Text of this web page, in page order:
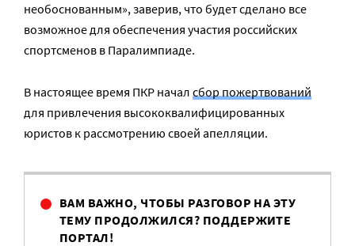
необоснованным», заверив, что будет сделано все
возможное для обеспечения участия российских
спортсменов в Паралимпиаде.
В настоящее время ПКР начал сбор пожертвований
для привлечения высококвалифицированных
юристов к рассмотрению своей апелляции.
ВАМ ВАЖНО, ЧТОБЫ РАЗГОВОР НА ЭТУ
ТЕМУ ПРОДОЛЖИЛСЯ? ПОДДЕРЖИТЕ
ПОРТАЛ!